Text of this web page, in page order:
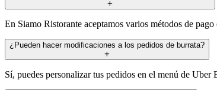
En Siamo Ristorante aceptamos varios métodos de
¿Pueden hacer modificaciones a los pedidos de burrata?
Sí, puedes personalizar tus pedidos en el menú de